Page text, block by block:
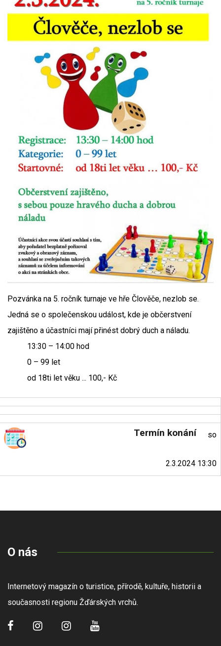
Pozvánka na 5. ročník turnaje ve hře Člověče, nezlob se.
Jedná se o společenskou událost, kde je občerstvení
zajištěno a účastníci mají přinést dobrý duch a náladu.
13:30 – 14:00 hod
0 – 99 let
od 18ti let věku ... 100,- Kč
Termín konání so
2.3.2024 13:30
O nás
Internetový magazín o turistice, přírodě, kultuře, historii a
současnosti regionu Žďárských vrchů.